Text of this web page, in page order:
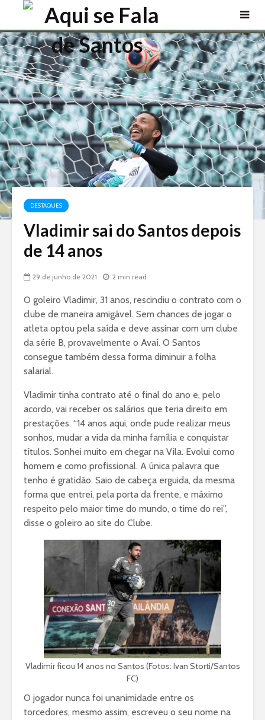
DESTAQUES
Vladimir sai do Santos depois
de 14 anos
29 de junho de 2021 2 min read
O goleiro Vladimir, 31 anos, rescindiu o contrato com o
clube de maneira amigável. Sem chances de jogar o
atleta optou pela saída e deve assinar com um clube
da série B, provavelmente o Avaí. O Santos
consegue também dessa forma diminuir a folha
salarial.
Vladimir tinha contrato até o final do ano e, pelo
acordo, vai receber os salários que teria direito em
prestações. “14 anos aqui, onde pude realizar meus
sonhos, mudar a vida da minha família e conquistar
títulos. Sonhei muito em chegar na Vila. Evolui como
homem e como profissional. A única palavra que
tenho é gratidão. Saio de cabeça erguida, da mesma
forma que entrei, pela porta da frente, e máximo
respeito pelo maior time do mundo, o time do rei”,
disse o goleiro ao site do Clube.
Vladimir ficou 14 anos no Santos (Fotos: Ivan Storti/Santos
FC)
O jogador nunca foi unanimidade entre os
torcedores, mesmo assim, escreveu o seu nome na